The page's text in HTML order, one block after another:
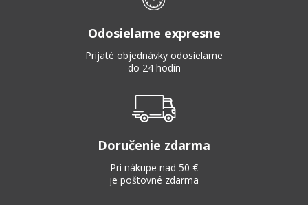
Odosielame expresne
Prijaté objednávky odosielame
do 24 hodín
Doručenie zdarma
Pri nákupe nad 50 €
je poštovné zdarma